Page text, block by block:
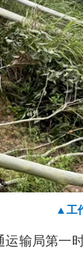
▲工
输局第一